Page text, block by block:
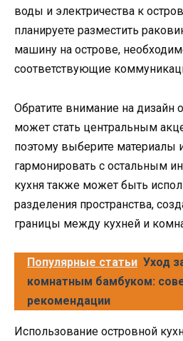
воды и электричества к
планируете разместить
машину на острове,
соответствующие
Обратите внимание на дизайн
может стать центральным
поэтому выберите материалы
гармонировать с остальным
кухня также может быть
разделения пространства,
границы между кухней и
Популярные статьи Уход
комнатным бамбуком:
рекомендации
Использование островной